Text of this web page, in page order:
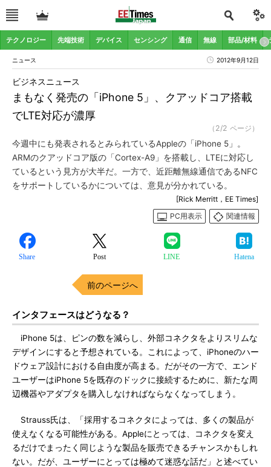
テクノロジー 先端技術 デバイス センシング 通信 無線 部品/材料
ニュース 2012年9月12日
まもなく発売の「iPhone 5」、クアッドコア搭載
でLTE対応が濃厚
ビジネスニュース
（2/2 ページ）
今週中にも発表されるとみられているAppleの「iPhone 5」。
ARMのクアッドコア版の「Cortex-A9」を搭載し、LTEに対応し
ているという見方が大半だ。一方で、近距離無線通信であるNFC
をサポートしているかについては、意見が分かれている。
[Rick Merritt，EE Times]
PC用表示
関連情報
Share Post LINE Hatena
前のページへ
インタフェースはどうなる？
iPhone 5は、ピンの数を減らし、外部コネクタをよりスリムな
デザインにすると予想されている。これによって、iPhoneのハー
ドウェア設計における自由度が高まる。だがその一方で、エンド
ユーザーはiPhone 5を既存のドックに接続するために、新たな周
辺機器やアダプタを購入しなければならなくなってしまう。
Strauss氏は、「採用するコネクタによっては、多くの製品が
使えなくなる可能性がある。Appleにとっては、コネクタを変え
るだけでまったく同じような製品を販売できるチャンスかもしれ
ない。だが、ユーザーにとっては極めて迷惑な話だ」と述べてい